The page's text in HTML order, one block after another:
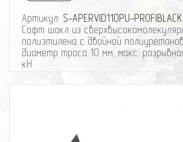
Артикул: S-APERVID110PU-PROFIBLACK
Софт шакл из
полиэтилена с двойной
диаметр троса 10 мм, макс.
кН
Диаметр (толщина) изделия 20 мм